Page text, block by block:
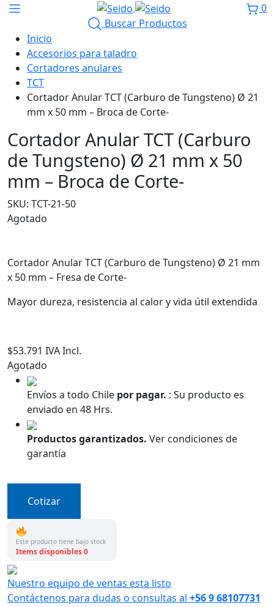
0
Buscar Productos
Inicio
Accesorios para taladro
Cortadores anulares
TCT
Cortador Anular TCT (Carburo de Tungsteno) Ø 21
mm x 50 mm – Broca de Corte-
Cortador Anular TCT (Carburo
de Tungsteno) Ø 21 mm x 50
mm – Broca de Corte-
SKU: TCT-21-50
Agotado
Cortador Anular TCT (Carburo de Tungsteno) Ø 21 mm
x 50 mm – Fresa de Corte-
Mayor dureza, resistencia al calor y vida útil extendida
$53.791 IVA Incl.
Agotado
Envíos a todo Chile por pagar. : Su producto es
enviado en 48 Hrs.
Productos garantizados. Ver condiciones de
garantía
Cotizar
Este producto tiene bajo stock
Items disponibles 0
Nuestro equipo de ventas esta listo
Contáctenos para dudas o consultas al +56 9 68107731